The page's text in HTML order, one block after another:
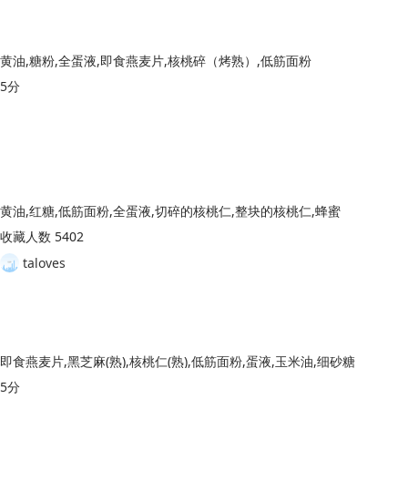
黄油,糖粉,全蛋液,即食燕麦片,核桃碎（烤熟）,低筋面粉
5分
黄油,红糖,低筋面粉,全蛋液,切碎的核桃仁,整块的核桃仁,蜂蜜
收藏人数 5402
taloves
即食燕麦片,黑芝麻(熟),核桃仁(熟),低筋面粉,蛋液,玉米油,细砂糖
5分